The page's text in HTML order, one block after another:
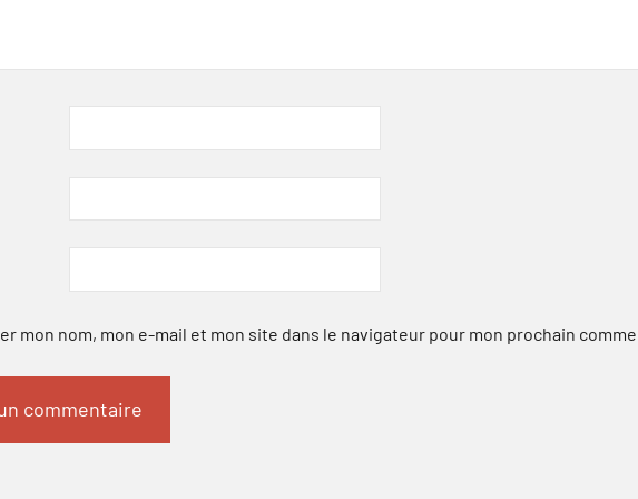
mon nom, mon e-mail et mon site dans le navigateur pour mon prochain